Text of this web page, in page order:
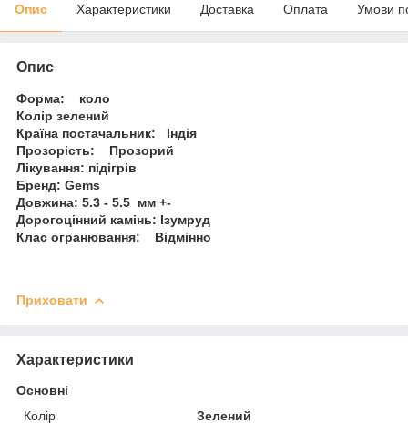
Опис Характеристики Доставка Оплата Умови
Опис
Форма: коло
Колір зелений
Країна постачальник: Індія
Прозорість: Прозорий
Лікування: підігрів
Бренд: Gems
Довжина: 5.3 - 5.5 мм +-
Дорогоцінний камінь: Ізумруд
Клас огранювання: Відмінно
Приховати
Характеристики
Основні
Колір
Зелений